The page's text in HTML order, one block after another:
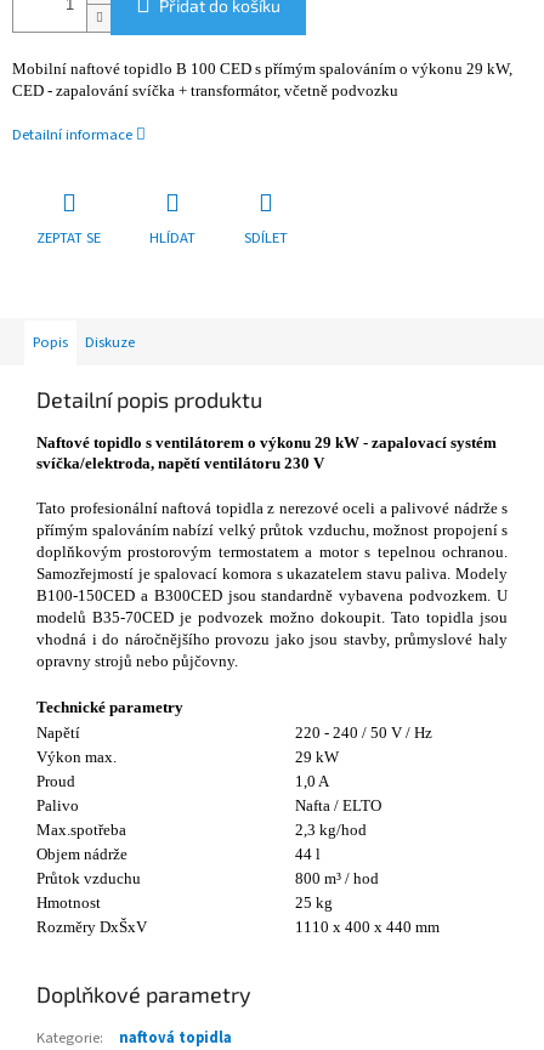
Přidat do košíku
Mobilní naftové topidlo B 100 CED s přímým spalováním o výkonu 29 kW,
CED - zapalování svíčka + transformátor, včetně podvozku
Detailní informace
ZEPTAT SE HLÍDAT SDÍLET
Popis Diskuze
Detailní popis produktu
Naftové topidlo s ventilátorem o výkonu 29 kW - zapalovací systém
svíčka/elektroda, napětí ventilátoru 230 V
Tato profesionální naftová topidla z nerezové oceli a palivové nádrže s
přímým spalováním nabízí velký průtok vzduchu, možnost propojení s
doplňkovým prostorovým termostatem a motor s tepelnou ochranou.
Samozřejmostí je spalovací komora s ukazatelem stavu paliva. Modely
B100-150CED a B300CED jsou standardně vybavena podvozkem. U
modelů B35-70CED je podvozek možno dokoupit. Tato topidla jsou
vhodná i do náročnějšího provozu jako jsou stavby, průmyslové haly
opravny strojů nebo půjčovny.
Technické parametry
Napětí
220 - 240 / 50 V / Hz
Výkon max.
29 kW
Proud
1,0 A
Palivo
Nafta / ELTO
Max.spotřeba
2,3 kg/hod
Objem nádrže
44 l
Průtok vzduchu
800 m³ / hod
Hmotnost
25 kg
Rozměry DxŠxV
1110 x 400 x 440 mm
Doplňkové parametry
Kategorie:
naftová topidla